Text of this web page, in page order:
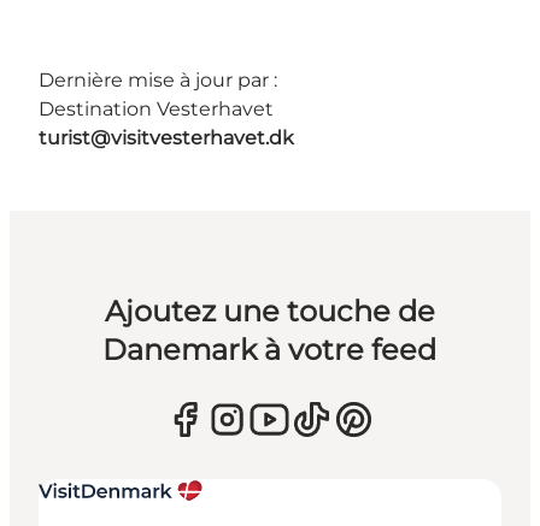
Dernière mise à jour par :
Destination Vesterhavet
turist@visitvesterhavet.dk
Ajoutez une touche de
Danemark à votre feed